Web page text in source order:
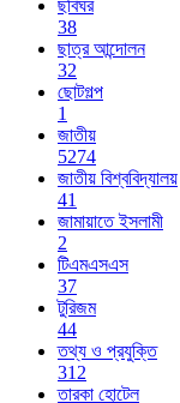
ছবিঘর
38
ছাত্র আন্দোলন
32
ছোটগল্প
1
জাতীয়
5274
জাতীয় বিশ্ববিদ্যালয়
41
জামায়াতে ইসলামী
2
টিএমএসএস
37
টুরিজম
44
তথ্য ও প্রযুক্তি
312
তারকা হোটেল